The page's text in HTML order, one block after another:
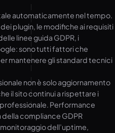
automaticamente nel tempo.
plugin, le modifiche ai requisiti
linee guida GDPR, i
sono tutti fattori che
mantenere gli standard tecnici
non è solo aggiornamento
il sito continui a rispettare i
Performance
compliance GDPR
dell’uptime,